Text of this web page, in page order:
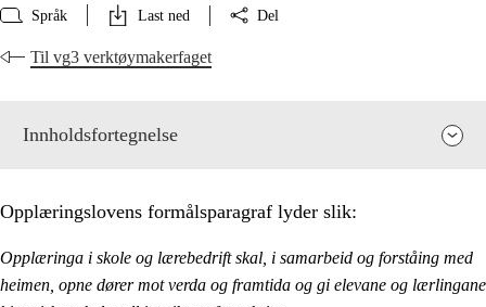
Språk Last ned Del
Til vg3 verktøymakerfaget
Innholdsfortegnelse
Opplæringslovens formålsparagraf lyder slik:
Opplæringa i skole og lærebedrift skal, i samarbeid og forståing med
heimen, opne dører mot verda og framtida og gi elevane og lærlingane